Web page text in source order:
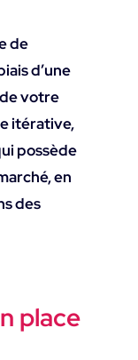
de
d’une
votre
itérative,
possède
en
des
place